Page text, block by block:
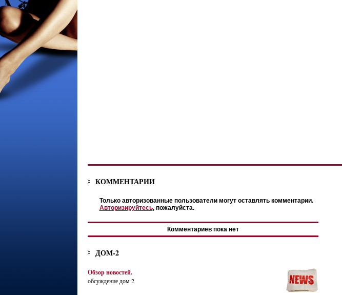
КОММЕНТАРИИ
Только авторизованные пользователи могут оставлять комментарии.
Авторизируйтесь, пожалуйста.
Комментариев пока нет
ДОМ-2
Обзор новостей.
обсуждение дом 2